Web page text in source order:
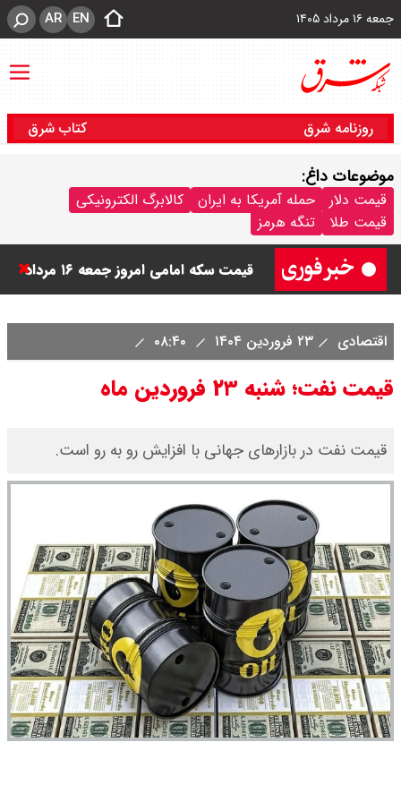
جمعه ۱۶ مرداد ۱۴۰۵ EN
AR
روزنامه شرق کتاب شرق
موضوعات داغ:
قیمت دلار حمله آمریکا به ایران
کالابرگ الکترونیکی
قیمت طلا
تنگه هرمز ۱۴۰۵ اعلام شد + جدول
قیمت سکه امامی امروز جمعه ۱۶ مرداد
۱۴۰۵/ صعود طلا ادامه‌دار شد
۱۴۰۵ اعلام شد/ طلا بر مدار صعود
/ نفت صعودی شد + جدول
اقتصادی ۲۳ فروردین ۱۴۰۴
قیمت نفت؛ شنبه ۲۳ فروردین ماه
قیمت نفت در بازارهای جهانی با افزایش رو به رو است.